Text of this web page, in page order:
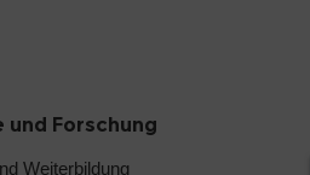
und Forschung
Weiterbildung